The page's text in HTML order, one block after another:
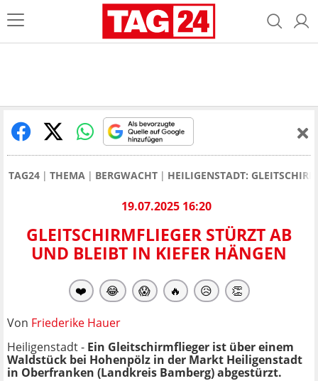
TAG24 THEMA BERGWACHT HEILIGENSTADT:
19.07.2025 16:20
GLEITSCHIRMFLIEGER STÜRZT AB
UND BLEIBT IN KIEFER HÄNGEN
❤️ 😂 😱 🔥 😥 👏
Von Friederike Hauer
Heiligenstadt - Ein Gleitschirmflieger ist über einem
Waldstück bei Hohenpölz in der Markt Heiligenstadt
in Oberfranken (Landkreis Bamberg) abgestürzt.